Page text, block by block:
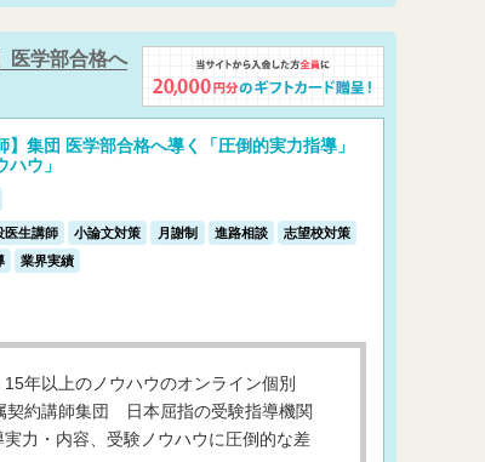
医学部合格へ
集団 医学部合格へ導く「圧倒的実力指導」
ウ」
医生講師 小論文対策 月謝制 進路相談
志望校対策
業界実績
年以上のノウハウのオンライン個別
契約講師集団 日本屈指の受験指導機関
力・内容、受験ノウハウに圧倒的な差